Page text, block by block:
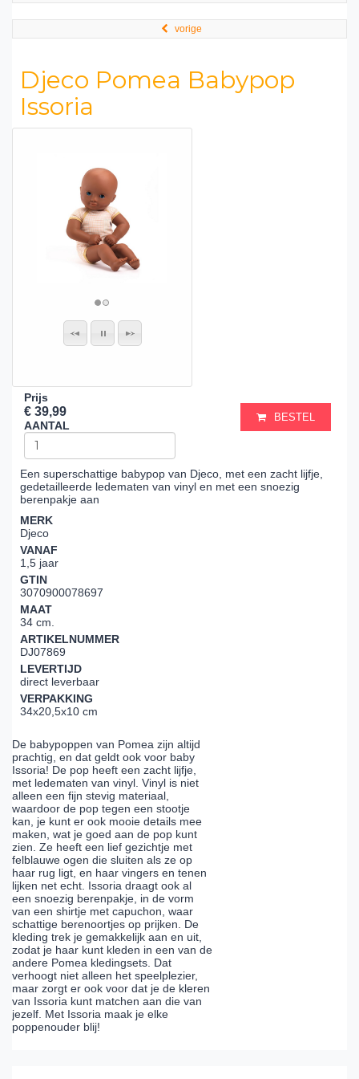
vorige
Djeco Pomea Babypop
Issoria
Prijs
€ 39,99
AANTAL
BESTEL
Een superschattige babypop van Djeco, met een zacht lijfje,
gedetailleerde ledematen van vinyl en met een snoezig
berenpakje aan
MERK
Djeco
VANAF
1,5 jaar
GTIN
3070900078697
MAAT
34 cm.
ARTIKELNUMMER
DJ07869
LEVERTIJD
direct leverbaar
VERPAKKING
34x20,5x10 cm
De babypoppen van Pomea zijn altijd
prachtig, en dat geldt ook voor baby
Issoria! De pop heeft een zacht lijfje,
met ledematen van vinyl. Vinyl is niet
alleen een fijn stevig materiaal,
waardoor de pop tegen een stootje
kan, je kunt er ook mooie details mee
maken, wat je goed aan de pop kunt
zien. Ze heeft een lief gezichtje met
felblauwe ogen die sluiten als ze op
haar rug ligt, en haar vingers en tenen
lijken net echt. Issoria draagt ook al
een snoezig berenpakje, in de vorm
van een shirtje met capuchon, waar
schattige berenoortjes op prijken. De
kleding trek je gemakkelijk aan en uit,
zodat je haar kunt kleden in een van de
andere Pomea kledingsets. Dat
verhoogt niet alleen het speelplezier,
maar zorgt er ook voor dat je de kleren
van Issoria kunt matchen aan die van
jezelf. Met Issoria maak je elke
poppenouder blij!